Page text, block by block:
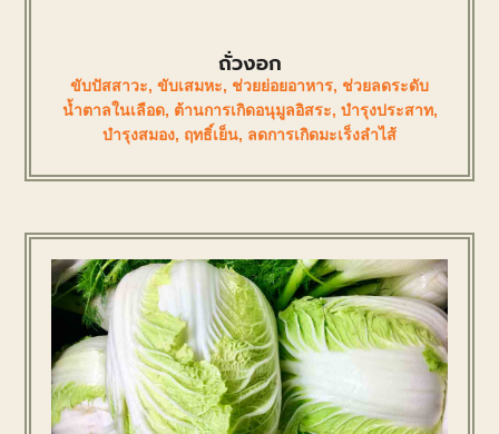
ถั่วงอก
ขับปัสสาวะ, ขับเสมหะ, ช่วยย่อยอาหาร, ช่วยลดระดับ
น้ำตาลในเลือด, ต้านการเกิดอนุมูลอิสระ, บำรุงประสาท,
บำรุงสมอง, ฤทธิ์เย็น, ลดการเกิดมะเร็งลำไส้